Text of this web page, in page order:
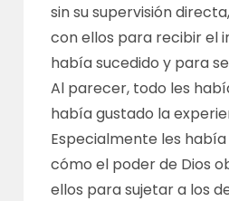
sin su supervisión
con ellos para recibir el
había sucedido y para
Al parecer, todo les
había gustado la
Especialmente les
cómo el poder de Dios
ellos para sujetar a los